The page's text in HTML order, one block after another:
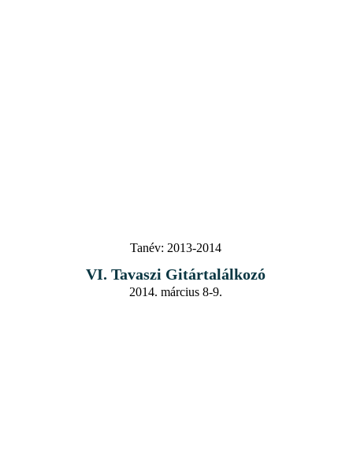
Tanév: 2013-2014
VI. Tavaszi Gitártalálkozó
2014. március 8-9.